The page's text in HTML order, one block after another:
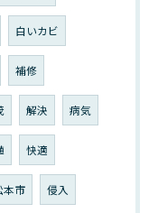
白いカビ
補修
解決 病気
快適
本市 侵入